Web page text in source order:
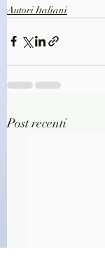
Autori Italiani
Post recenti